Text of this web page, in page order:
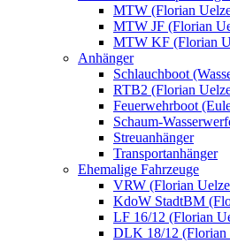
MTW (Florian
MTW JF (Florian
MTW KF (Florian
Anhänger
Schlauchboot
RTB2 (Florian
Feuerwehrboot
Schaum-
Streuanhänger
Transportanhänger
Ehemalige Fahrzeuge
VRW (Florian
KdoW StadtBM
LF 16/12 (Florian
DLK 18/12 (Florian